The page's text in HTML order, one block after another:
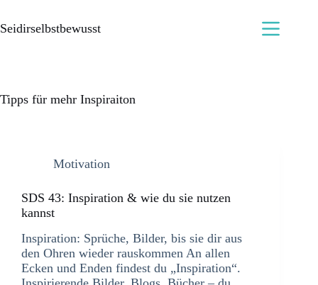
Seidirselbstbewusst
Tipps für mehr Inspiraiton
Motivation
SDS 43: Inspiration & wie du sie nutzen
kannst
Inspiration: Sprüche, Bilder, bis sie dir aus
den Ohren wieder rauskommen An allen
Ecken und Enden findest du „Inspiration“.